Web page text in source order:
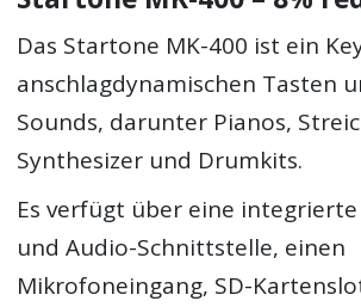
Das Startone MK-400 ist ein
anschlagdynamischen Tasten
Sounds, darunter Pianos,
Synthesizer und Drumkits.
Es verfügt über eine integrierte
und Audio-Schnittstelle, einen
Mikrofoneingang, SD-